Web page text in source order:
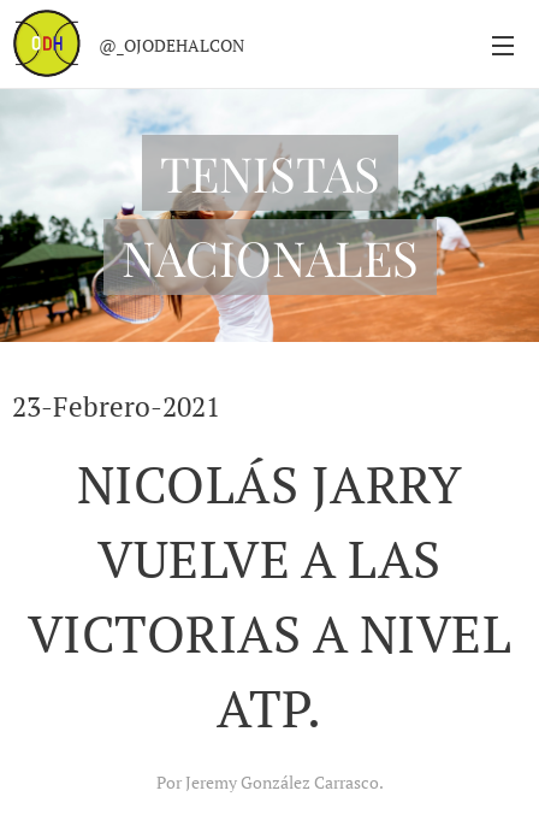
@_OJODEHALCON
TENISTAS
NACIONALES
23-Febrero-2021
NICOLÁS JARRY
VUELVE A LAS
VICTORIAS A NIVEL
ATP.
Por Jeremy González Carrasco.